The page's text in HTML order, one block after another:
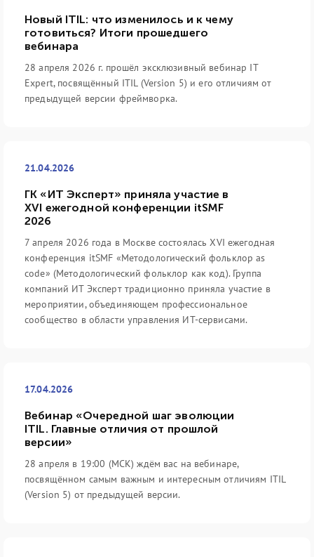
Новый ITIL: что изменилось и к чему
готовиться? Итоги прошедшего
вебинара
28 апреля 2026 г. прошёл эксклюзивный вебинар IT
Expert, посвящённый ITIL (Version 5) и его отличиям от
предыдущей версии фреймворка.
21.04.2026
ГК «ИТ Эксперт» приняла участие в
XVI ежегодной конференции itSMF
2026
7 апреля 2026 года в Москве состоялась XVI ежегодная
конференция itSMF «Методологический фольклор as
code» (Методологический фольклор как код). Группа
компаний ИТ Эксперт традиционно приняла участие в
мероприятии, объединяющем профессиональное
сообщество в области управления ИТ-сервисами.
17.04.2026
Вебинар «Очередной шаг эволюции
ITIL. Главные отличия от прошлой
версии»
28 апреля в 19:00 (МСК) ждём вас на вебинаре,
посвящённом самым важным и интересным отличиям ITIL
(Version 5) от предыдущей версии.